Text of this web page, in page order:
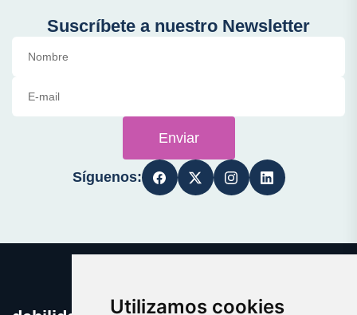
Utilizamos cookies
Suscríbete a nuestro Newsletter
Enviar
Síguenos: